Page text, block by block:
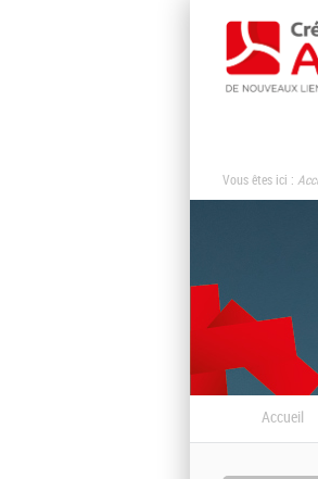
Vous êtes ici :
Accueil